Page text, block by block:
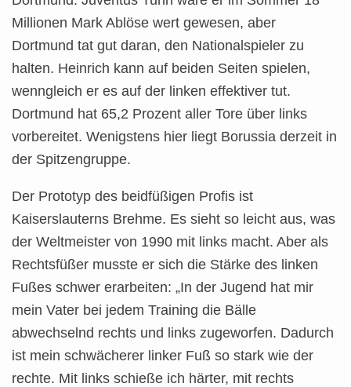
Millionen Mark Ablöse wert gewesen, aber
Dortmund tat gut daran, den Nationalspieler zu
halten. Heinrich kann auf beiden Seiten spielen,
wenngleich er es auf der linken effektiver tut.
Dortmund hat 65,2 Prozent aller Tore über links
vorbereitet. Wenigstens hier liegt Borussia derzeit in
der Spitzengruppe.
Der Prototyp des beidfüßigen Profis ist
Kaiserslauterns Brehme. Es sieht so leicht aus, was
der Weltmeister von 1990 mit links macht. Aber als
Rechtsfüßer musste er sich die Stärke des linken
Fußes schwer erarbeiten: „In der Jugend hat mir
mein Vater bei jedem Training die Bälle
abwechselnd rechts und links zugeworfen. Dadurch
ist mein schwächerer linker Fuß so stark wie der
rechte. Mit links schieße ich härter, mit rechts